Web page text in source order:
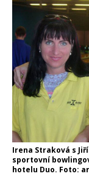
Irena Straková s
sportovní
hotelu Duo. Foto: